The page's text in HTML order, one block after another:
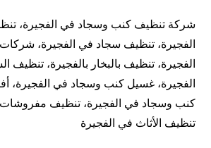
شركة تنظيف كنب وسجاد في الفجيرة،
الفجيرة، تنظيف سجاد في الفجيرة،
الفجيرة، تنظيف بالبخار بالفجيرة، تنظيف
الفجيرة، غسيل كنب وسجاد في
كنب وسجاد في الفجيرة، تنظيف مفروشات
تنظيف الأثاث في الفجيرة